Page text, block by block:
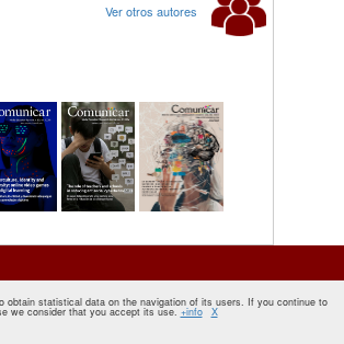
Ver otros autores
obtain statistical data on the navigation of its users. If you continue to
we consider that you accept its use. +info X